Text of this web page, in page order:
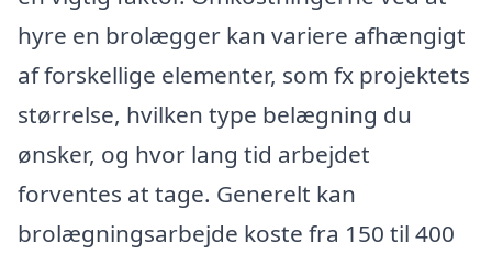
hyre en brolægger kan variere afhængigt
af forskellige elementer, som fx projektets
størrelse, hvilken type belægning du
ønsker, og hvor lang tid arbejdet
forventes at tage. Generelt kan
brolægningsarbejde koste fra 150 til 400